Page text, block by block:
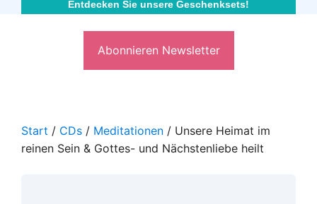
Entdecken Sie unsere Geschenksets!
Abonnieren Newsletter
Start / CDs / Meditationen / Unsere Heimat im
reinen Sein & Gottes- und Nächstenliebe heilt